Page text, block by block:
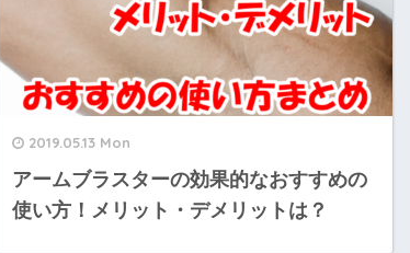
2019.05.13 Mon
アームブラスターの効果的なおすすめの
使い方！メリット・デメリットは？